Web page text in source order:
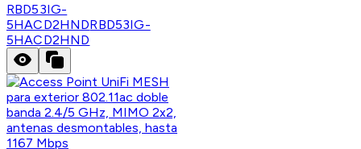
RBD53IG-
5HACD2HNDRBD53IG-
5HACD2HND